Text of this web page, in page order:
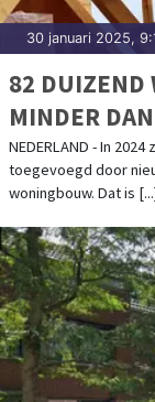
30 januari 2025,
82 DUIZEND
MINDER
NEDERLAND - In
toegevoegd door
woningbouw. Dat is